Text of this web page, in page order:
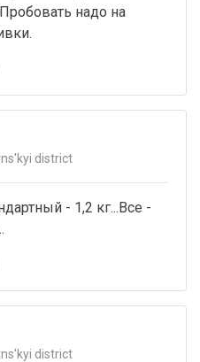
надо на
district
- 1,2 кг...Все -
district